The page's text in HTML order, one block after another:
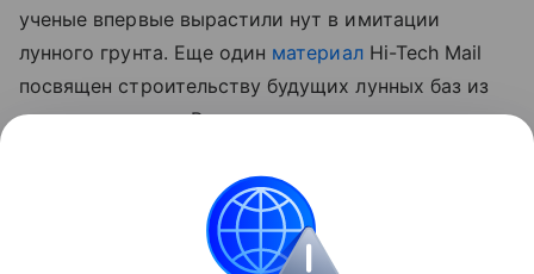
ученые впервые вырастили нут в имитации
лунного грунта. Еще один материалHi-Tech Mail
посвящен строительству будущих лунных баз из
самого реголита. В нем рассматривается
создания инфраструктуры прямо на месте.